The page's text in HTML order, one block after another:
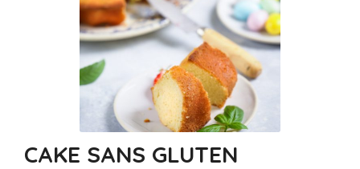
CAKE SANS GLUTEN